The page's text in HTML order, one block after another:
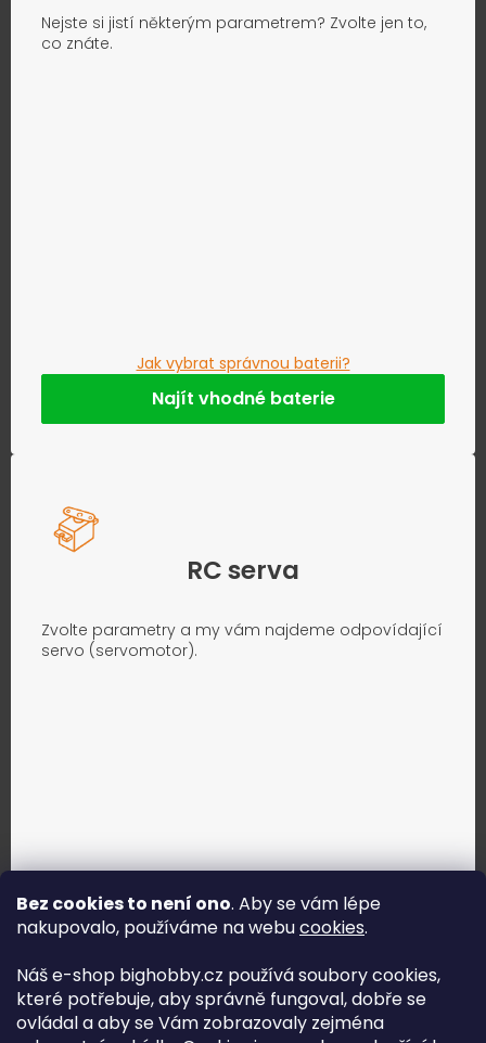
Bez cookies to není ono. Aby se vám lépe
nakupovalo, používáme na webucookies.
Náš e-shop bighobby.cz používá soubory cookies,
které potřebuje, aby správně fungoval, dobře se
ovládal a aby se Vám zobrazovaly zejména
Nejste si jistí některým parametrem? Zvolte jen to,
co znáte.
Jak vybrat správnou baterii?
Najít vhodné baterie
RC serva
Zvolte parametry a my vám najdeme odpovídající
servo (servomotor).
Jak vybrat správné servo?
Najít správné servo